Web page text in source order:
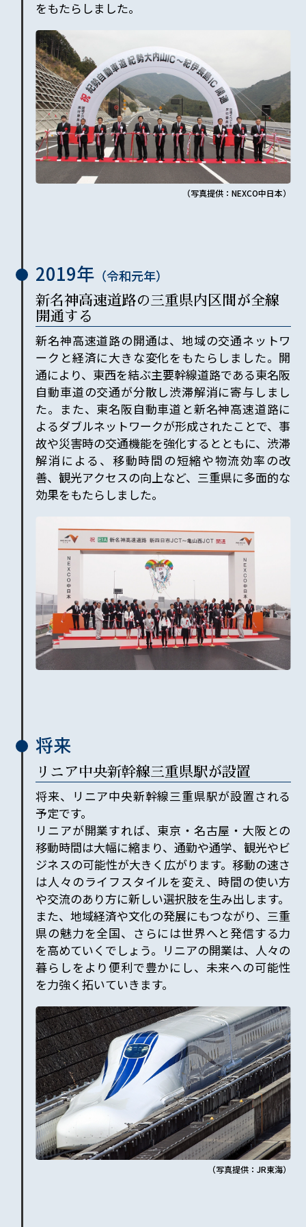
をもたらしました。
（写真提供：NEXCO中日本）
2019年 （令和元年）
新名神高速道路の三重県内区間が全線
開通する
新名神高速道路の開通は、地域の交通ネットワ
ークと経済に大きな変化をもたらしました。開
通により、東西を結ぶ主要幹線道路である東名阪
自動車道の交通が分散し渋滞解消に寄与しまし
た。また、東名阪自動車道と新名神高速道路に
よるダブルネットワークが形成されたことで、事
故や災害時の交通機能を強化するとともに、渋滞
解消による、移動時間の短縮や物流効率の改
善、観光アクセスの向上など、三重県に多面的な
効果をもたらしました。
将来
リニア中央新幹線三重県駅が設置
将来、リニア中央新幹線三重県駅が設置される
予定です。
リニアが開業すれば、東京・名古屋・大阪との
移動時間は大幅に縮まり、通勤や通学、観光やビ
ジネスの可能性が大きく広がります。移動の速さ
は人々のライフスタイルを変え、時間の使い方
や交流のあり方に新しい選択肢を生み出します。
また、地域経済や文化の発展にもつながり、三重
県の魅力を全国、さらには世界へと発信する力
を高めていくでしょう。リニアの開業は、人々の
暮らしをより便利で豊かにし、未来への可能性
を力強く拓いていきます。
（写真提供：JR東海）